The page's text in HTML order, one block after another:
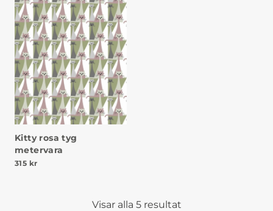
Kitty rosa tyg
metervara
315 kr
Visar alla 5 resultat